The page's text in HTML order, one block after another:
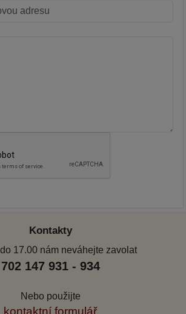
Kontakty
17.00 nám neváhejte zavolat
702 147 931 - 934
Nebo použijte